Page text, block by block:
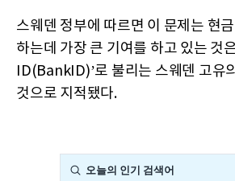
스웨덴 정부에 따르면 이 문제는 현
하는데 가장 큰 기여를 하고 있는 것
ID(BankID)’로 불리는 스웨덴 고유
것으로 지적됐다.